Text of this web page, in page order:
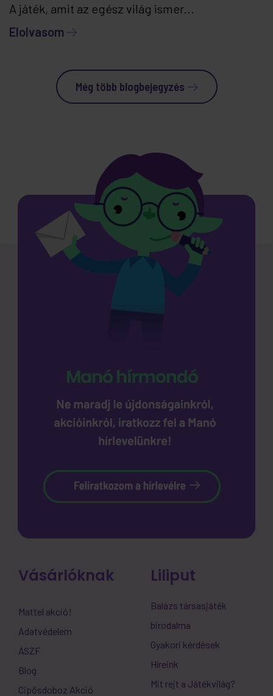
A játék, amit az egész világ ismer...
Elolvasom
Még több blogbejegyzés
Vásárlóknak
Mattel akció!
Adatvédelem
ÁSZF
Blog
Cipősdoboz Akció
Liliput
Balázs társasjáték
birodalma
Gyakori kérdések
Híreink
Mit rejt a Játékvilág?